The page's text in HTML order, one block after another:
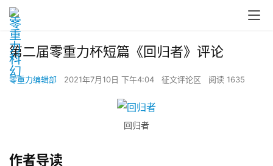
第二届零重力杯短篇《回归者》评论
零重力编辑部 2021年7月10日 下午4:04 征文评论区 阅读 1635
回归者
作者导读